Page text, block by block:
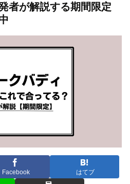
者が解説する期間限定
Facebook はてブ